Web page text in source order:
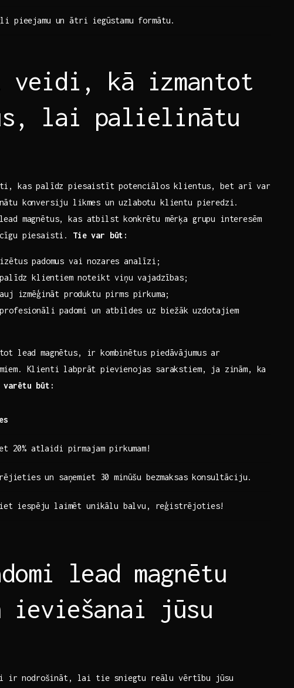
pieejamu un ātri⁢ iegūstamu formātu.
veidi, kā izmantot
lai palielinātu
kas ​palīdz piesaistīt potenciālos klientus, bet arī⁢ var
konversiju likmes un uzlabotu klientu pieredzi.
magnētus, kas atbilst konkrētu mērķa grupu interesēm
piesaisti. Tie var ‍būt:
padomus ‌vai nozares analīzi;
klientiem noteikt viņu vajadzības;
izmēģināt produktu pirms‌ pirkuma;
⁣padomi un atbildes uz biežāk uzdotajiem
lead magnētus, ir kombinētus piedāvājumus ar
Klienti labprāt pievienojas sarakstiem, ja zinām, ka
varētu būt:
20% atlaidi pirmajam pirkumam!
un saņemiet 30 minūšu bezmaksas konsultāciju.
iespēju laimēt ‌unikālu balvu, reģistrējoties!
lead magnētu
ieviešanai jūsu
ir nodrošināt, lai ‌tie sniegtu reālu vērtību ​jūsu